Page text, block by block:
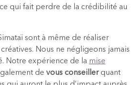
qui fait perdre de la crédibilité au
sont à même de réaliser
Nous ne négligeons jamais
Notre expérience de la mise
de vous conseillerquant